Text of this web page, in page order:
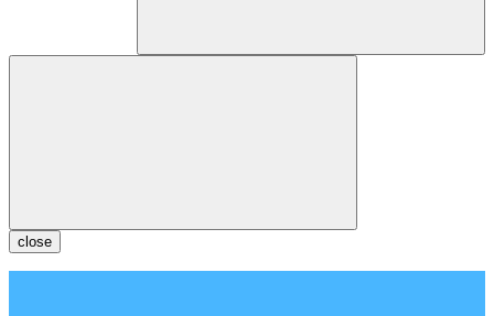
close